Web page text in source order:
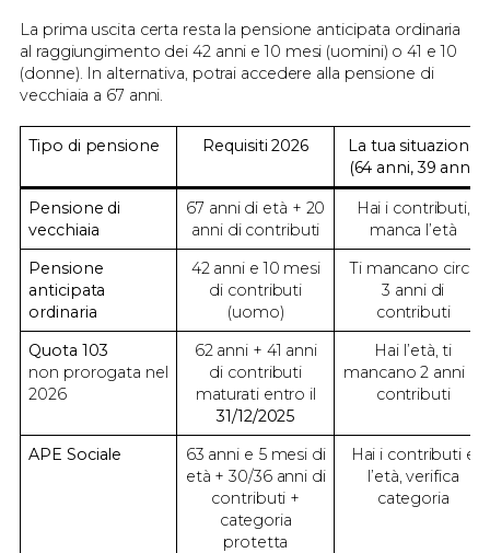
La prima uscita certa resta la pensione anticipata ordinaria
al raggiungimento dei 42 anni e 10 mesi (uomini) o 41 e 10
(donne). In alternativa, potrai accedere alla pensione di
vecchiaia a 67 anni.
Tipo di pensione Requisiti 2026
La tua situazione
(64 anni, 39 anni)
Pensione di
vecchiaia
67 anni di età + 20
anni di contributi
Hai i contributi,
manca l’età
Pensione
anticipata
ordinaria
42 anni e 10 mesi
di contributi
(uomo)
Ti mancano circa
3 anni di
contributi
Quota 103
non prorogata nel
2026
62 anni + 41 anni
di contributi
maturati entro il
31/12/2025
Hai l’età, ti
mancano 2 anni di
contributi
APE Sociale
63 anni e 5 mesi di
età + 30/36 anni di
contributi +
categoria
protetta
Hai i contributi e
l’età, verifica
categoria